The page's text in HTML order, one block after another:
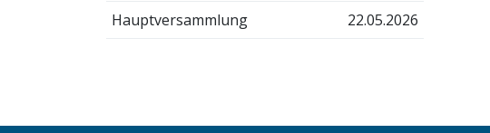
Hauptversammlung
22.05.2026